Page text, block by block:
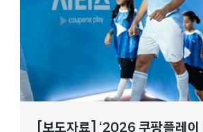
[보도자료] ‘2026 쿠팡플레이